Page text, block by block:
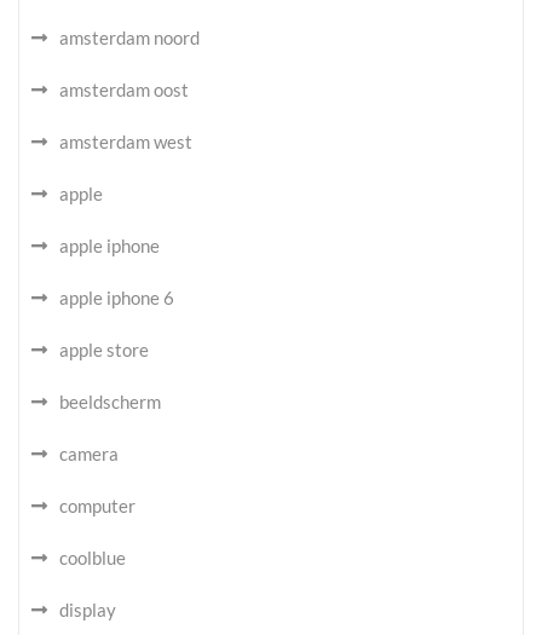
amsterdam noord
amsterdam oost
amsterdam west
apple
apple iphone
apple iphone 6
apple store
beeldscherm
camera
computer
coolblue
display